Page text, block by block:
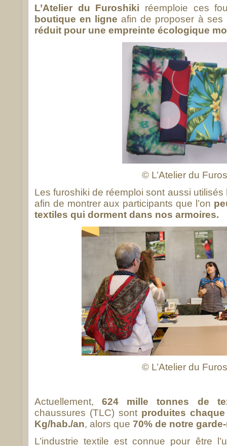
L’Atelier du Furoshiki réemploie ces
boutique en ligne afin de proposer à
réduit pour une empreinte écologique
© L’Atelier du
Les furoshiki de réemploi sont aussi
afin de montrer aux participants que l’on
textiles qui dorment dans nos armoires.
© L’Atelier du
Actuellement,624 mille tonnes de
chaussures (TLC) sont produites
Kg/hab./an, alors que 70% de notre
L’industrie textile est connue pour être